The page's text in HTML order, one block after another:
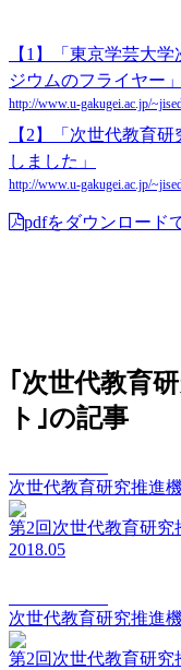
【1】「東京学芸大
ジウムのフライヤー」
http://www.u-gakugei.ac.jp/
【2】「次世代教育
しました」
http://www.u-gakugei.ac.jp/
pdfをダウンロード
｢次世代教育
ト｣の記事
次世代教育研究推進
第2回次世代教育研究
2018.05
次世代教育研究推進
第2回次世代教育研究